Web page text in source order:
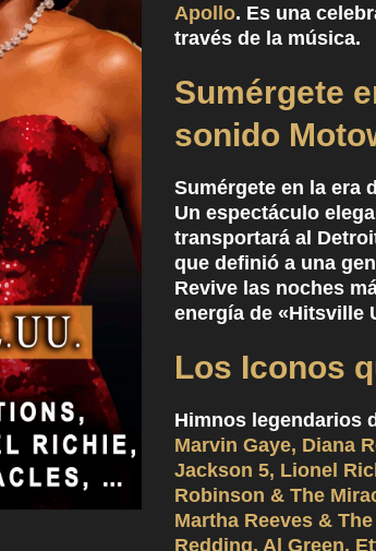
Apollo. Es una
través de la música.
Sumérgete
sonido
Sumérgete en la era
Un espectáculo
transportará al
que definió a una
Revive las noches
energía de «Hitsville
Los Iconos
Himnos legendarios
Marvin Gaye, Diana
Jackson 5, Lionel
Robinson & The
Martha Reeves &
Redding, Al Green,